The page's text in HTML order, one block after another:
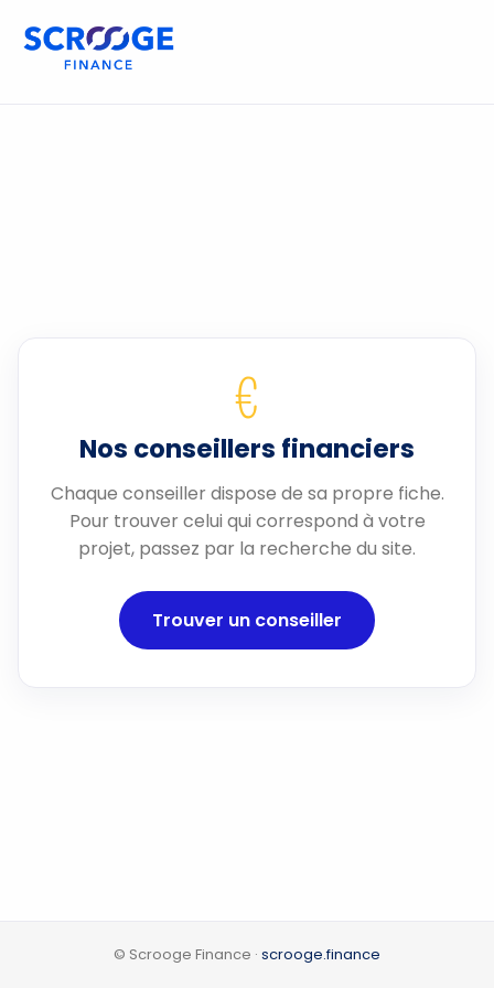
€
Nos conseillers financiers
Chaque conseiller dispose de sa propre fiche.
Pour trouver celui qui correspond à votre
projet, passez par la recherche du site.
Trouver un conseiller
© Scrooge Finance · scrooge.finance